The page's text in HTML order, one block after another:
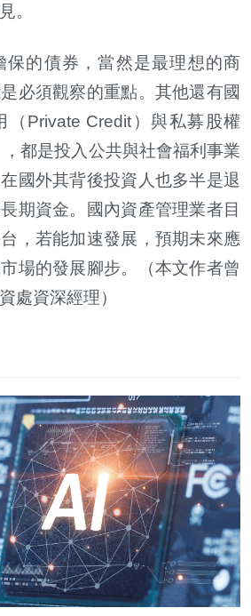
。
保的債券，當然是最理想的商
必須觀察的重點。其他還有國
（ Private Credit ）與私募股權
，都是投入公共與社會福利事業
國外其背後投資人也多半是退
期資金。國內資產管理業者目
，若能加速發展，預期未來應
市場的發展腳步。
（本文作者曾
處資深經理）